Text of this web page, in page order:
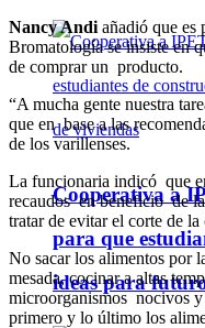
Cooperativa a
para que
ideas para
Nancy Andi añadió que es
Bromatología se insiste en
de comprar un producto.
“A mucha gente nuestra
que en base a las
de los varillenses.
La funcionaria indicó que
recaudos en beneficio de
tratar de evitar el corte de la
No sacar los alimentos por
mesada, cocinar a altas
microorganismos nocivos y
primero y lo último los